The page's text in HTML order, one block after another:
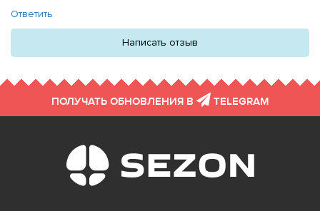
Ответить
Написать отзыв
ПОЛУЧАТЬ ОБНОВЛЕНИЯ В TELEGRAM